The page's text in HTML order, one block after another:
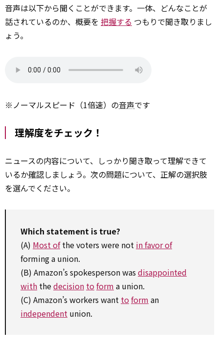
音声は以下から聞くことができます。一体、どんなことが
話されているのか、概要を 把握する つもりで聞き取りまし
ょう。
※ノーマルスピード（1倍速）の音声です
理解度をチェック！
ニュースの内容について、しっかり聞き取って理解できて
いるか確認しましょう。次の問題について、正解の選択肢
を選んでください。
Which statement is true?
(A) Most ofthe voters were not in favor of
forming a union.
(B) Amazon’s spokesperson was disappointed
with thedecision toform a union.
(C) Amazon’s workers want toform an
independent union.